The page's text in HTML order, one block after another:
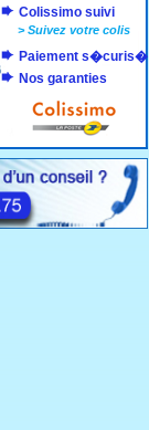
Colissimo suivi
>Suivez votre colis
Paiement s�curis�
Nos garanties